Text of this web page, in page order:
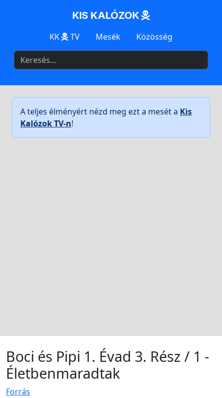
KIS KALÓZOK
KK TV Mesék Közösség
A teljes élményért nézd meg ezt a mesét a Kis
Kalózok TV-n!
Boci és Pipi 1. Évad 3. Rész / 1 -
Életbenmaradtak
Forrás